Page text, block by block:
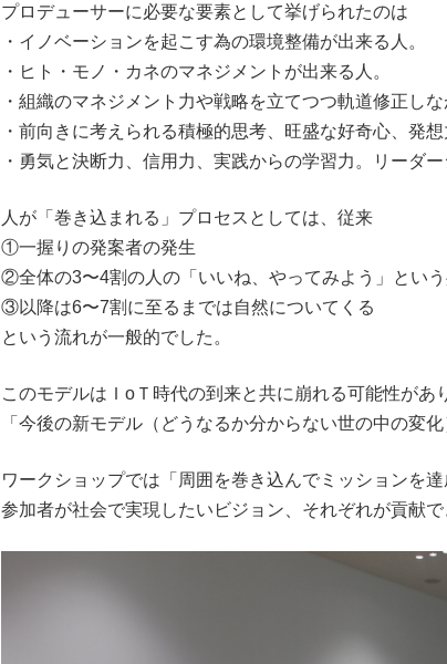
プロデューサーに必要な要素として挙げられたのは
・イノベーションを起こす為の環境整備が出来る人。
・ヒト・モノ・カネのマネジメントが出来る人。
・組織のマネジメント力や戦略を立てつつ軌道修正し
・前向きに考えられる積極的思考、旺盛な好奇心、発想
・勇気と決断力、信用力、実践からの学習力。リー
人が「巻き込まれる」プロセスとしては、従来
①一握りの発案者の発生
②全体の3〜4割の人の「いいね、やってみよう」とい
③以降は6〜7割に至るまでは自然についてくる
という流れが一般的でした。
このモデルはＩoＴ時代の到来と共に崩れる可能性があ
「今後の新モデル（どうなるか分からない世の中の変
ワークショップでは「周囲を巻き込んでミッションを
参加者が社会で実現したいビジョン、それぞれが貢献